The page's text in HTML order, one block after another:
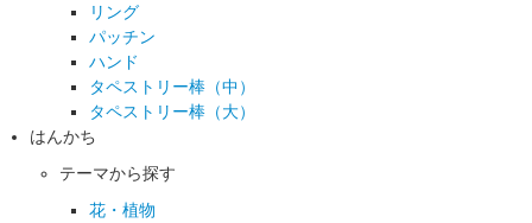
リング
パッチン
ハンド
タペストリー棒（中）
タペストリー棒（大）
はんかち
テーマから探す
花・植物